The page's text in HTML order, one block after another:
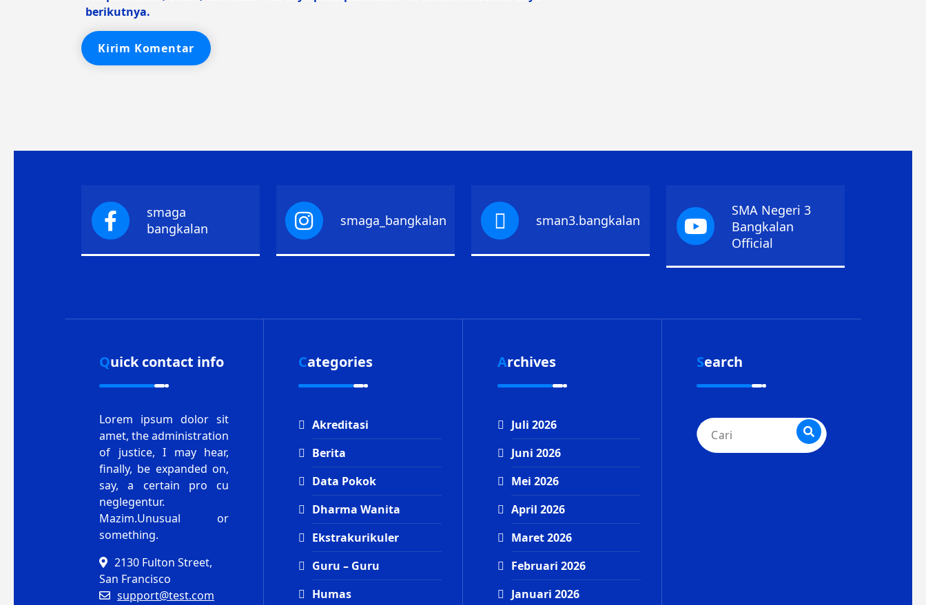
berikutnya.
smaga
bangkalan
smaga_bangkalan sman3.bangkalan
SMA Negeri 3
Bangkalan
Official
Quick contact info
Lorem ipsum dolor sit
amet, the administration
of justice, I may hear,
finally, be expanded on,
say, a certain pro cu
neglegentur.
Mazim.Unusual or
something.
2130 Fulton Street,
San Francisco
support@test.com
Categories
Akreditasi
Berita
Data Pokok
Dharma Wanita
Ekstrakurikuler
Guru – Guru
Humas
Archives
Juli 2026
Juni 2026
Mei 2026
April 2026
Maret 2026
Februari 2026
Januari 2026
Search